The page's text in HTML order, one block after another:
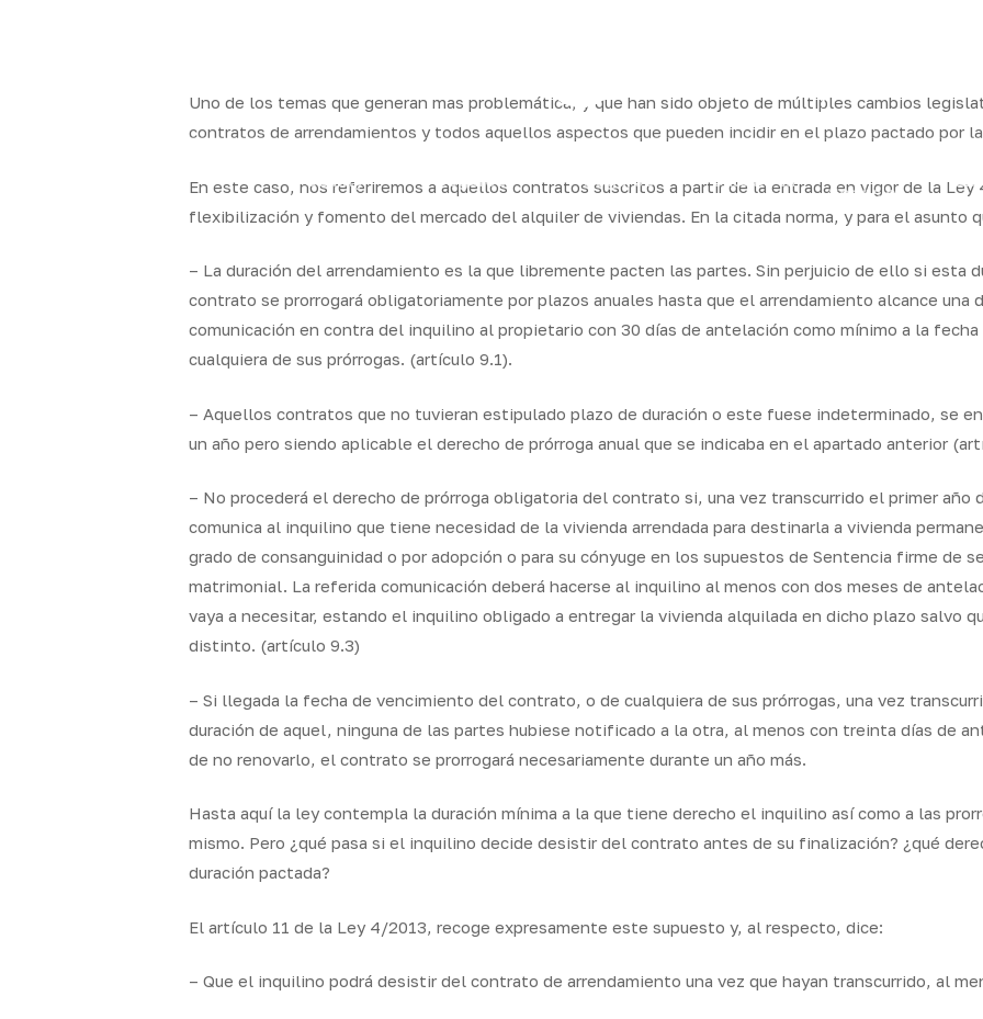
Quality
Seguros
particulares
Seguros
Calcula tu
Servicios
QB
Uno de los temas que generan mas problemática, y que han sido objeto de múltiples cambios
contratos de arrendamientos y todos aquellos aspectos que pueden incidir en el plazo pactado por
En este caso, nos referiremos a aquellos contratos suscritos a partir de la entrada en vigor de la
flexibilización y fomento del mercado del alquiler de viviendas. En la citada norma, y para el asunto
– La duración del arrendamiento es la que libremente pacten las partes. Sin perjuicio de ello si esta
contrato se prorrogará obligatoriamente por plazos anuales hasta que el arrendamiento alcance una
comunicación en contra del inquilino al propietario con 30 días de antelación como mínimo a la
cualquiera de sus prórrogas. (artículo 9.1).
– Aquellos contratos que no tuvieran estipulado plazo de duración o este fuese indeterminado, se
un año pero siendo aplicable el derecho de prórroga anual que se indicaba en el apartado anterior
– No procederá el derecho de prórroga obligatoria del contrato si, una vez transcurrido el primer año
comunica al inquilino que tiene necesidad de la vivienda arrendada para destinarla a vivienda
grado de consanguinidad o por adopción o para su cónyuge en los supuestos de Sentencia firme de
matrimonial. La referida comunicación deberá hacerse al inquilino al menos con dos meses de
vaya a necesitar, estando el inquilino obligado a entregar la vivienda alquilada en dicho plazo salvo
distinto. (artículo 9.3)
– Si llegada la fecha de vencimiento del contrato, o de cualquiera de sus prórrogas, una vez
duración de aquel, ninguna de las partes hubiese notificado a la otra, al menos con treinta días de
de no renovarlo, el contrato se prorrogará necesariamente durante un año más.
Hasta aquí la ley contempla la duración mínima a la que tiene derecho el inquilino así como a las
mismo. Pero ¿qué pasa si el inquilino decide desistir del contrato antes de su finalización? ¿qué
duración pactada?
El artículo 11 de la Ley 4/2013, recoge expresamente este supuesto y, al respecto, dice:
– Que el inquilino podrá desistir del contrato de arrendamiento una vez que hayan transcurrido, al